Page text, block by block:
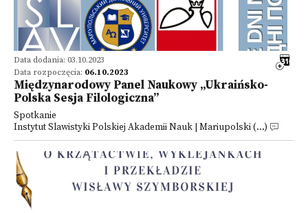
Data dodania: 03.10.2023
Data rozpoczęcia: 06.10.2023
Międzynarodowy Panel Naukowy „Ukraińsko-
Polska Sesja Filologiczna”
Spotkanie
Instytut Slawistyki Polskiej Akademii Nauk | Mariupolski (...)